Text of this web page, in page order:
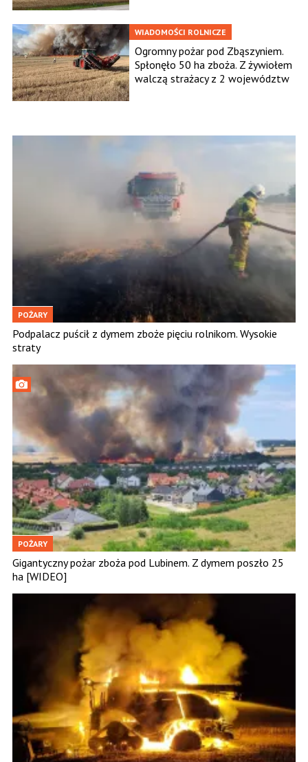
WIADOMOŚCI ROLNICZE
Ogromny pożar pod Zbąszyniem.
Spłonęło 50 ha zboża. Z żywiołem
walczą strażacy z 2 województw
POŻARY
Podpalacz puścił z dymem zboże pięciu rolnikom. Wysokie
straty
POŻARY
Gigantyczny pożar zboża pod Lubinem. Z dymem poszło 25
ha [WIDEO]